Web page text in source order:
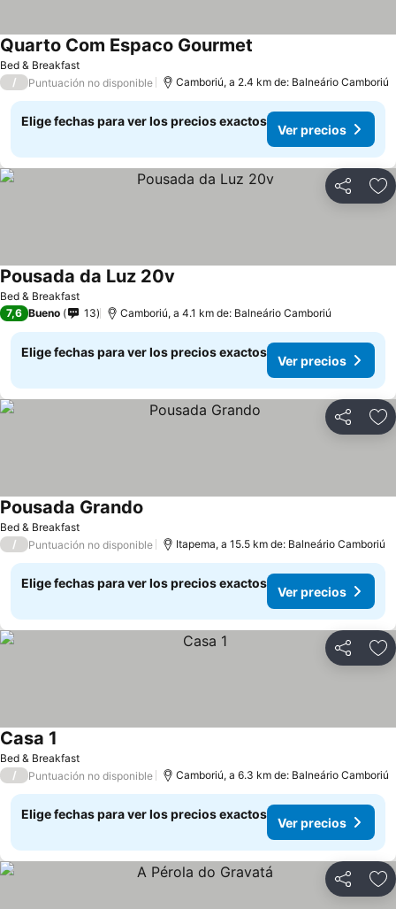
Bed & Breakfast
Quarto Com Espaco Gourmet
/ Puntuación no disponible Camboriú, a 2.4 km de: Balneário Camboriú
Elige fechas para ver los precios exactos
Ver precios
Compartir
Bed & Breakfast
Pousada da Luz 20v
7,6 Bueno 13 Camboriú, a 4.1 km de: Balneário Camboriú
Elige fechas para ver los precios exactos
Ver precios
Compartir
Bed & Breakfast
Pousada Grando
/ Puntuación no disponible Itapema, a 15.5 km de: Balneário Camboriú
Elige fechas para ver los precios exactos
Ver precios
Compartir
Bed & Breakfast
Casa 1
/ Puntuación no disponible Camboriú, a 6.3 km de: Balneário Camboriú
Elige fechas para ver los precios exactos
Ver precios
Compartir